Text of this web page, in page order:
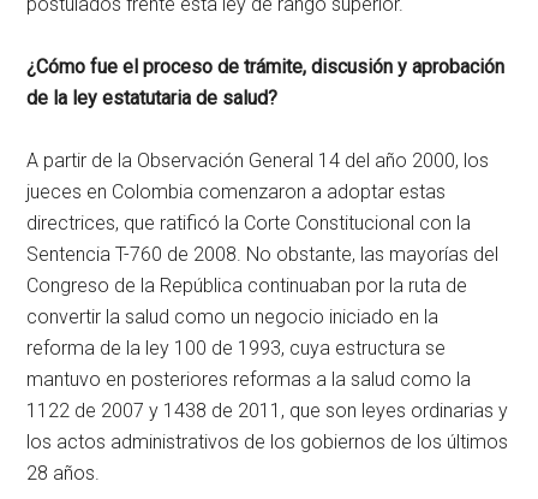
postulados frente esta ley de rango superior.
¿Cómo fue el proceso de trámite, discusión y aprobación
de la ley estatutaria de salud?
A partir de la Observación General 14 del año 2000, los
jueces en Colombia comenzaron a adoptar estas
directrices, que ratificó la Corte Constitucional con la
Sentencia T-760 de 2008. No obstante, las mayorías del
Congreso de la República continuaban por la ruta de
convertir la salud como un negocio iniciado en la
reforma de la ley 100 de 1993, cuya estructura se
mantuvo en posteriores reformas a la salud como la
1122 de 2007 y 1438 de 2011, que son leyes ordinarias y
los actos administrativos de los gobiernos de los últimos
28 años.